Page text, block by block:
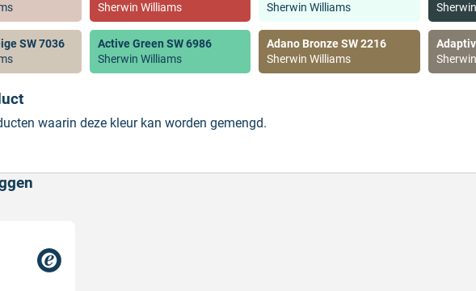
Sherwin Williams
Sherwin Williams
SW 7036
Active Green SW 6986
Sherwin Williams
Adano Bronze SW 2216
Sherwin Williams
waarin deze kleur kan worden gemengd.